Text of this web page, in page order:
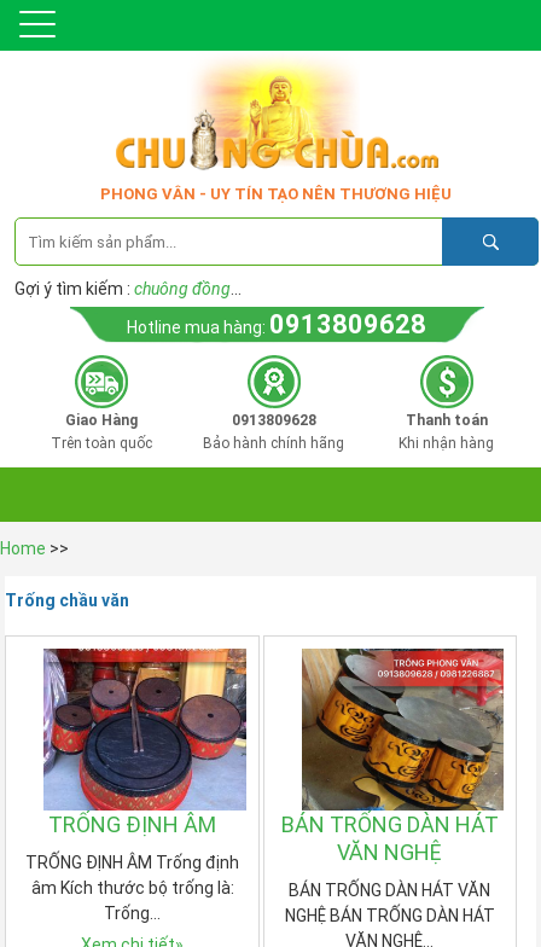
PHONG VÂN - UY TÍN TẠO NÊN THƯƠNG HIỆU
Gợi ý tìm kiếm : chuông đồng
Hotline mua hàng: 0913809628
Giao Hàng
Trên toàn quốc
0913809628
Bảo hành chính hãng
Thanh toán
Khi nhận hàng
Home >>
Trống chầu văn
TRỐNG ĐỊNH ÂM
TRỐNG ĐỊNH ÂM Trống định
âm Kích thước bộ trống là:
Trống…
BÁN TRỐNG DÀN HÁT
VĂN NGHỆ
BÁN TRỐNG DÀN HÁT VĂN
NGHỆ BÁN TRỐNG DÀN HÁT
VĂN NGHỆ…